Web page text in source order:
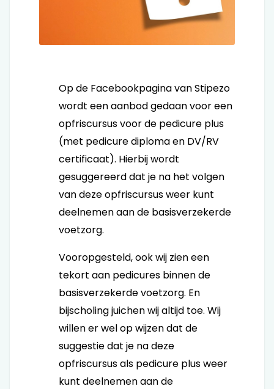
Op de Facebookpagina van Stipezo
wordt een aanbod gedaan voor een
opfriscursus voor de pedicure plus
(met pedicure diploma en DV/RV
certificaat). Hierbij wordt
gesuggereerd dat je na het volgen
van deze opfriscursus weer kunt
deelnemen aan de basisverzekerde
voetzorg.
Vooropgesteld, ook wij zien een
tekort aan pedicures binnen de
basisverzekerde voetzorg. En
bijscholing juichen wij altijd toe. Wij
willen er wel op wijzen dat de
suggestie dat je na deze
opfriscursus als pedicure plus weer
kunt deelnemen aan de